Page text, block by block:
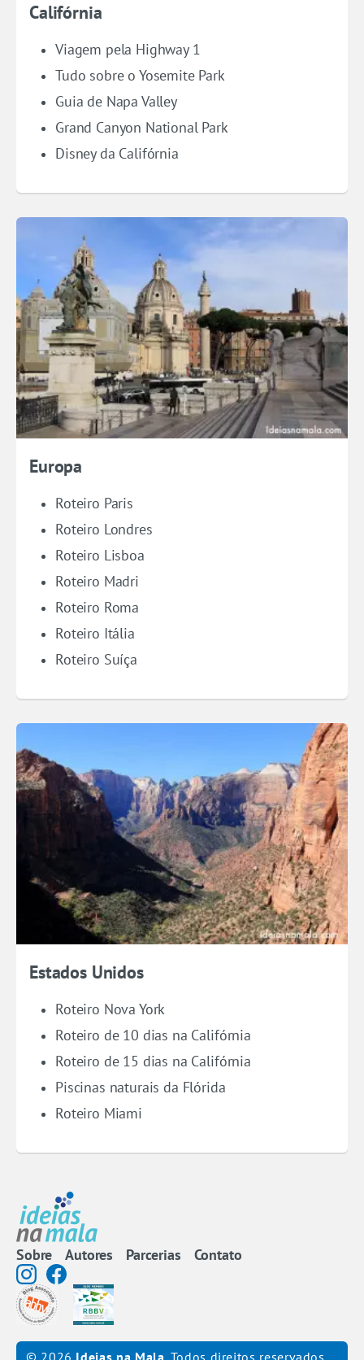
Califórnia
Viagem pela Highway 1
Tudo sobre o Yosemite Park
Guia de Napa Valley
Grand Canyon National Park
Disney da Califórnia
Europa
Roteiro Paris
Roteiro Londres
Roteiro Lisboa
Roteiro Madri
Roteiro Roma
Roteiro Itália
Roteiro Suíça
Estados Unidos
Roteiro Nova York
Roteiro de 10 dias na Califórnia
Roteiro de 15 dias na Califórnia
Piscinas naturais da Flórida
Roteiro Miami
Sobre Autores Parcerias Contato
© 2026 Ideias na Mala . Todos direitos reservados.